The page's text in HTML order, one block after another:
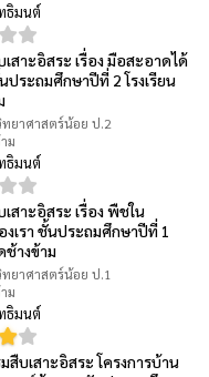
ธิมนต์
สาะอิสระ เรื่อง มือสะอาดได้
ประถมศึกษาปีที่ 2 โรงเรียน
ยาศาสตร์น้อย ป.2
ม
ธิมนต์
สาะอิสระ เรื่อง พืชใน
งเรา ชั้นประถมศึกษาปีที่ 1
ช้างข้าม
ยาศาสตร์น้อย ป.1
ม
ธิมนต์
สืบเสาะอิสระ โครงการบ้าน